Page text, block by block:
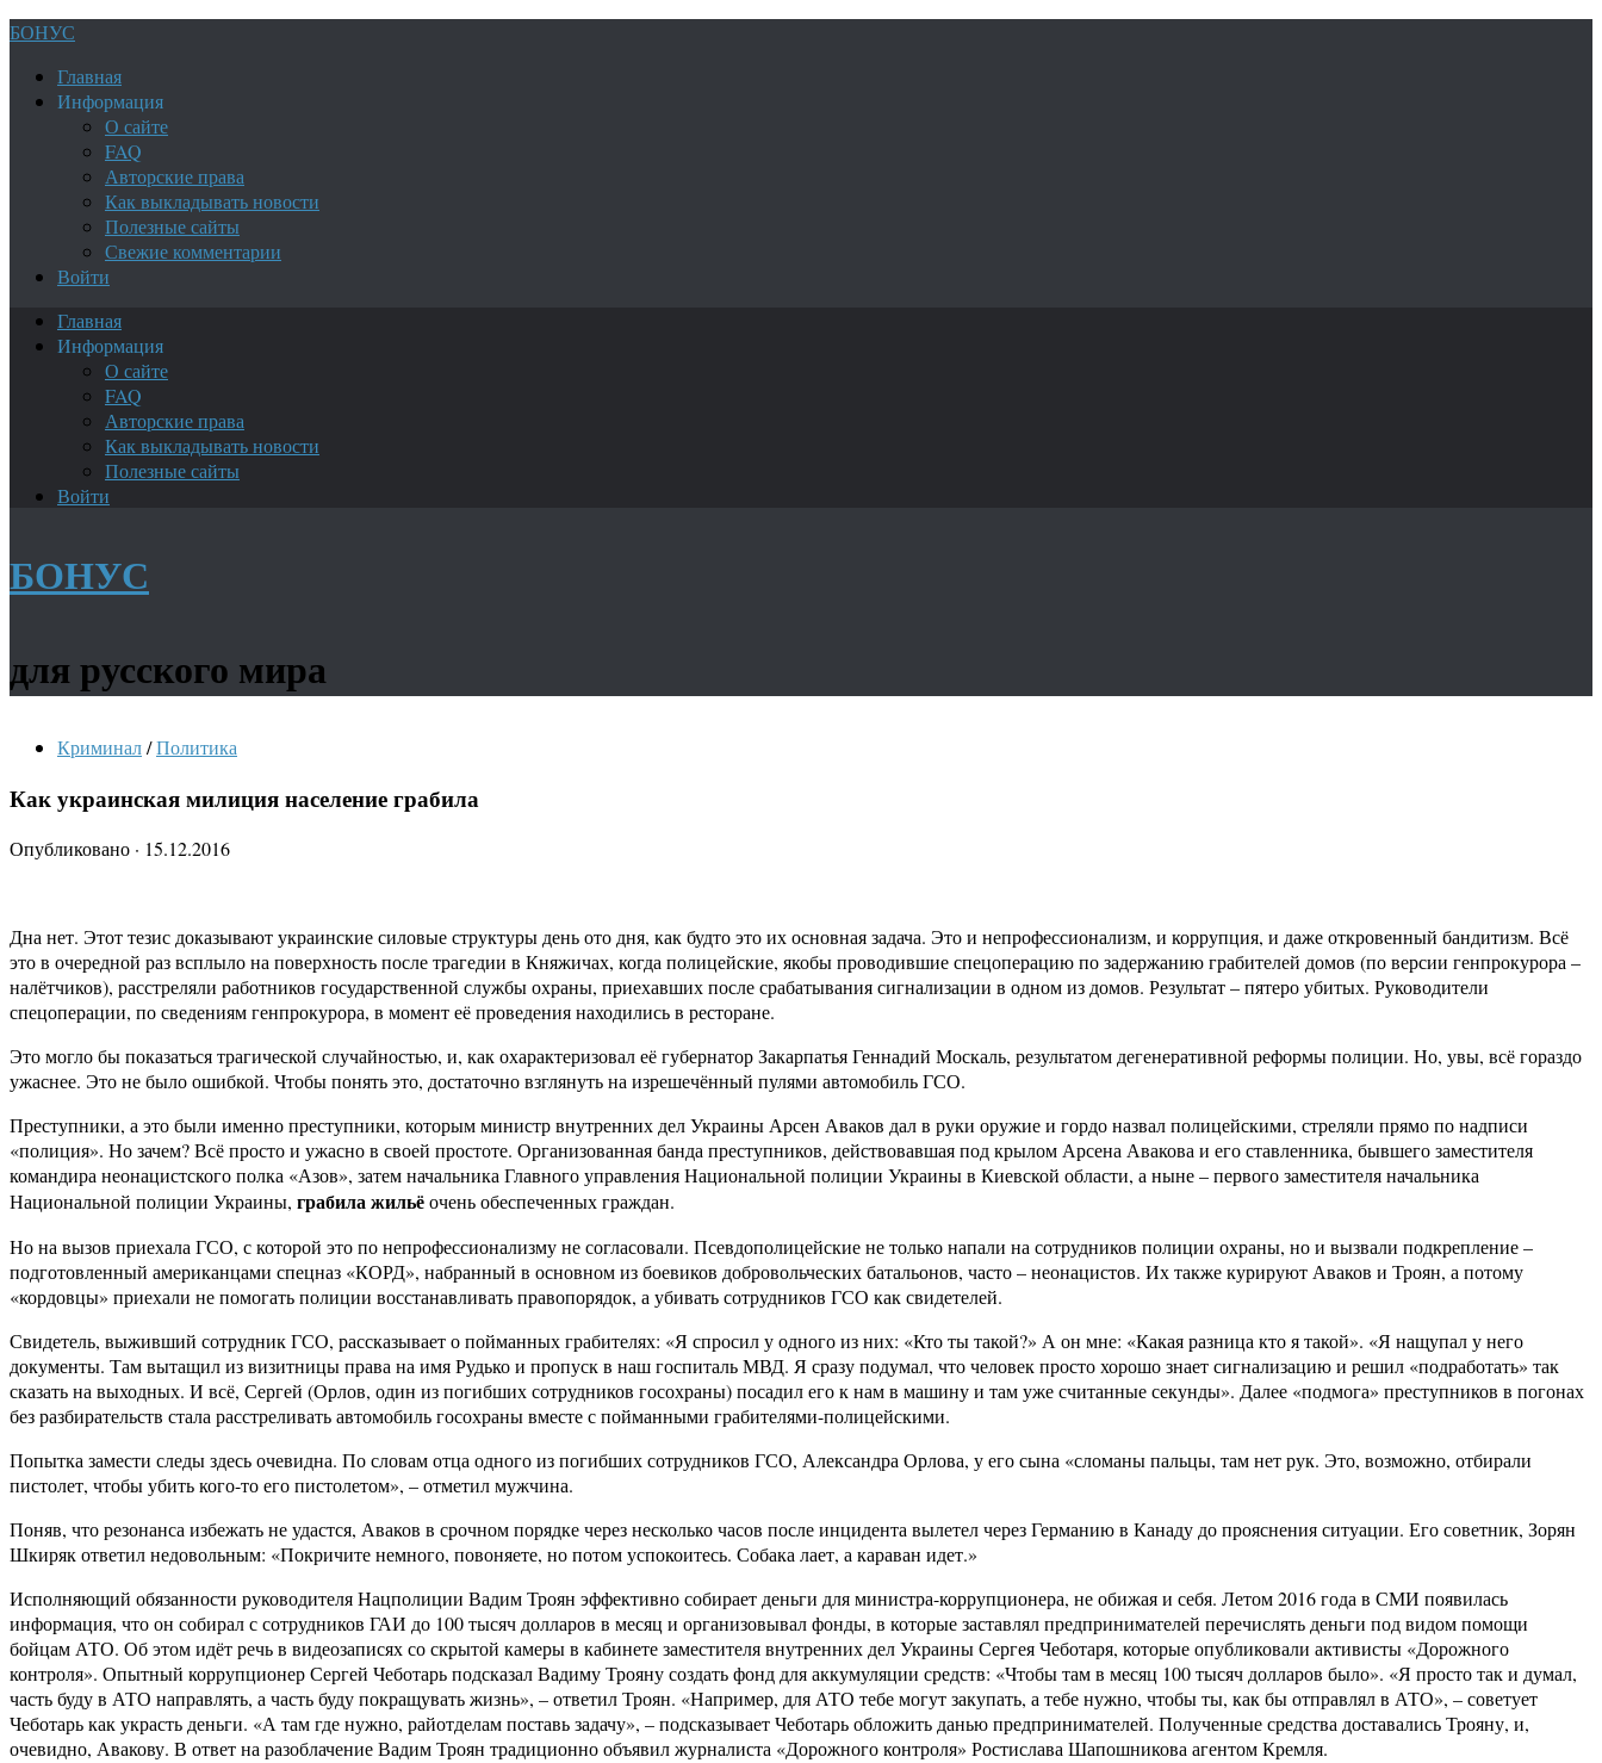
БОНУС
Главная
Информация
О сайте
FAQ
Авторские права
Как выкладывать новости
Полезные сайты
Свежие комментарии
Войти
Главная
Информация
О сайте
FAQ
Авторские права
Как выкладывать новости
Полезные сайты
Войти
БОНУС
для русского мира
Криминал/Политика
Как украинская милиция население грабила
Опубликовано · 15.12.2016
Дна нет. Этот тезис доказывают украинские силовые структуры день ото дня, как будто это их основная задача. Это и непрофессионализм, и коррупция, и даже откровенный бандитизм. Всё
это в очередной раз всплыло на поверхность после трагедии в Княжичах, когда полицейские, якобы проводившие спецоперацию по задержанию грабителей домов (по версии генпрокурора –
налётчиков), расстреляли работников государственной службы охраны, приехавших после срабатывания сигнализации в одном из домов. Результат – пятеро убитых. Руководители
спецоперации, по сведениям генпрокурора, в момент её проведения находились в ресторане.
Это могло бы показаться трагической случайностью, и, как охарактеризовал её губернатор Закарпатья Геннадий Москаль, результатом дегенеративной реформы полиции. Но, увы, всё гораздо
ужаснее. Это не было ошибкой. Чтобы понять это, достаточно взглянуть на изрешечённый пулями автомобиль ГСО.
Преступники, а это были именно преступники, которым министр внутренних дел Украины Арсен Аваков дал в руки оружие и гордо назвал полицейскими, стреляли прямо по надписи
«полиция». Но зачем? Всё просто и ужасно в своей простоте. Организованная банда преступников, действовавшая под крылом Арсена Авакова и его ставленника, бывшего заместителя
командира неонацистского полка «Азов», затем начальника Главного управления Национальной полиции Украины в Киевской области, а ныне – первого заместителя начальника
Национальной полиции Украины, грабила жильёочень обеспеченных граждан.
Но на вызов приехала ГСО, с которой это по непрофессионализму не согласовали. Псевдополицейские не только напали на сотрудников полиции охраны, но и вызвали подкрепление –
подготовленный американцами спецназ «КОРД», набранный в основном из боевиков добровольческих батальонов, часто – неонацистов. Их также курируют Аваков и Троян, а потому
«кордовцы» приехали не помогать полиции восстанавливать правопорядок, а убивать сотрудников ГСО как свидетелей.
Свидетель, выживший сотрудник ГСО, рассказывает о пойманных грабителях: «Я спросил у одного из них: «Кто ты такой?» А он мне: «Какая разница кто я такой». «Я нащупал у него
документы. Там вытащил из визитницы права на имя Рудько и пропуск в наш госпиталь МВД. Я сразу подумал, что человек просто хорошо знает сигнализацию и решил «подработать» так
сказать на выходных. И всё, Сергей (Орлов, один из погибших сотрудников госохраны) посадил его к нам в машину и там уже считанные секунды». Далее «подмога» преступников в погонах
без разбирательств стала расстреливать автомобиль госохраны вместе с пойманными грабителями-полицейскими.
Попытка замести следы здесь очевидна. По словам отца одного из погибших сотрудников ГСО, Александра Орлова, у его сына «сломаны пальцы, там нет рук. Это, возможно, отбирали
пистолет, чтобы убить кого-то его пистолетом», – отметил мужчина.
Поняв, что резонанса избежать не удастся, Аваков в срочном порядке через несколько часов после инцидента вылетел через Германию в Канаду до прояснения ситуации. Его советник, Зорян
Шкиряк ответил недовольным: «Покричите немного, повоняете, но потом успокоитесь. Собака лает, а караван идет.»
Исполняющий обязанности руководителя Нацполиции Вадим Троян эффективно собирает деньги для министра-коррупционера, не обижая и себя. Летом 2016 года в СМИ появилась
информация, что он собирал с сотрудников ГАИ до 100 тысяч долларов в месяц и организовывал фонды, в которые заставлял предпринимателей перечислять деньги под видом помощи
бойцам АТО. Об этом идёт речь в видеозаписях со скрытой камеры в кабинете заместителя внутренних дел Украины Сергея Чеботаря, которые опубликовали активисты «Дорожного
контроля». Опытный коррупционер Сергей Чеботарь подсказал Вадиму Трояну создать фонд для аккумуляции средств: «Чтобы там в месяц 100 тысяч долларов было». «Я просто так и думал,
часть буду в АТО направлять, а часть буду покращувать жизнь», – ответил Троян. «Например, для АТО тебе могут закупать, а тебе нужно, чтобы ты, как бы отправлял в АТО», – советует
Чеботарь как украсть деньги. «А там где нужно, райотделам поставь задачу», – подсказывает Чеботарь обложить данью предпринимателей. Полученные средства доставались Трояну, и,
очевидно, Авакову. В ответ на разоблачение Вадим Троян традиционно объявил журналиста «Дорожного контроля» Ростислава Шапошникова агентом Кремля.